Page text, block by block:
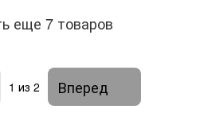
еще 7 товаров
1 из 2 Вперед